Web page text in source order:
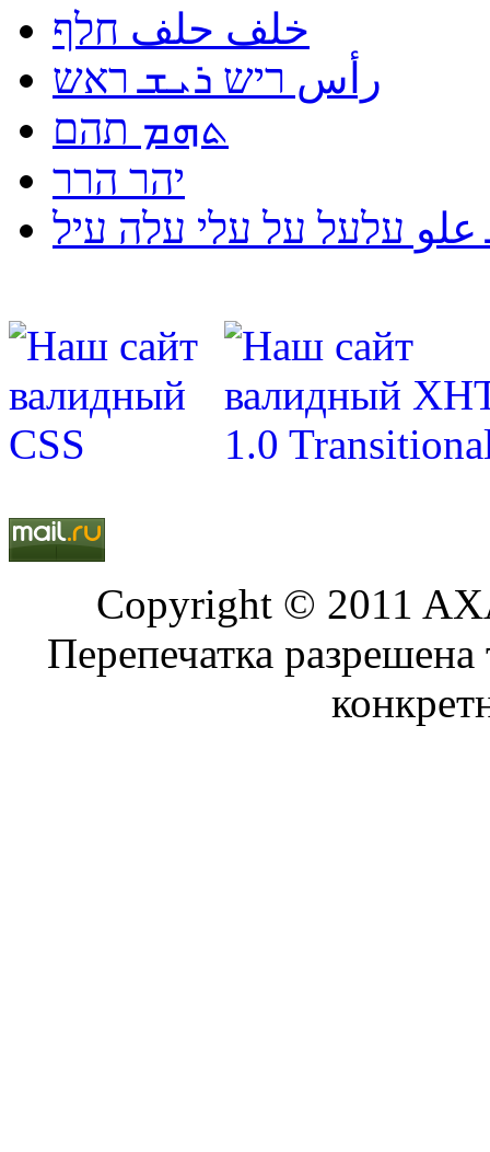
خلف حلف חלף
رأس ריש ܪܝܫ ראש
ܬܗܡ תהם
יהר הרר
עלעל על עלי עלה עיל
Copyright © 2011
Перепечатка